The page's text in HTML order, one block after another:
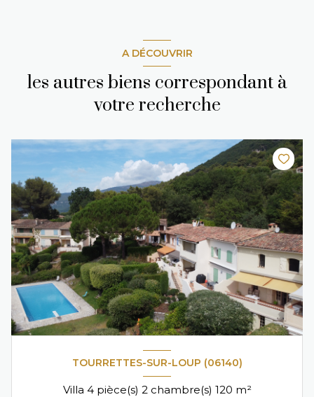
A DÉCOUVRIR
les autres biens correspondant à
votre recherche
TOURRETTES-SUR-LOUP (06140)
Villa 4 pièce(s) 2 chambre(s) 120 m²